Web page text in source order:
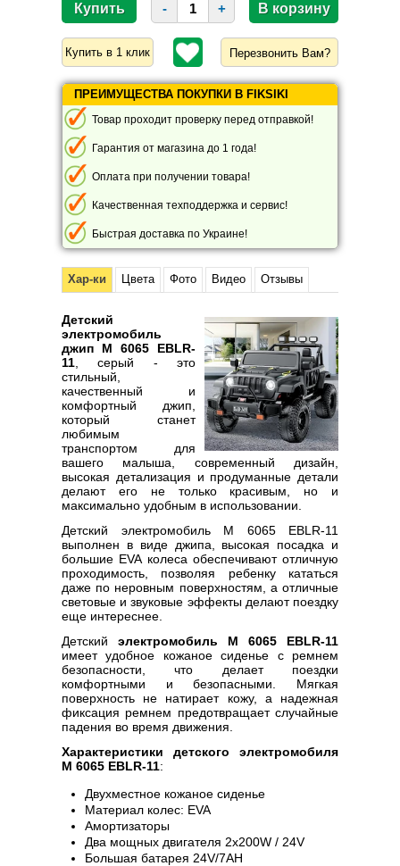
- +
Перезвонить Вам?
ПРЕИМУЩЕСТВА ПОКУПКИ В FIKSIKI
Товар проходит проверку перед отправкой!
Гарантия от магазина до 1 года!
Оплата при получении товара!
Качественная техподдержка и сервис!
Быстрая доставка по Украине!
Хар-ки Цвета Фото Видео Отзывы
Детский
электромобиль
джип M 6065 EBLR-
11 , серый - это
стильный,
качественный и
комфортный джип,
который станет
любимым
транспортом для
вашего малыша, современный дизайн,
высокая детализация и продуманные детали
делают его не только красивым, но и
максимально удобным в использовании.
Детский электромобиль M 6065 EBLR-11
выполнен в виде джипа, высокая посадка и
большие EVA колеса обеспечивают отличную
проходимость, позволяя ребенку кататься
даже по неровным поверхностям, а отличные
световые и звуковые эффекты делают поездку
еще интереснее.
Детский электромобиль M 6065 EBLR-11
имеет удобное кожаное сиденье с ремнем
безопасности, что делает поездки
комфортными и безопасными. Мягкая
поверхность не натирает кожу, а надежная
фиксация ремнем предотвращает случайные
падения во время движения.
Характеристики детского электромобиля
M 6065 EBLR-11:
Двухместное кожаное сиденье
Материал колес: EVA
Амортизаторы
Два мощных двигателя 2х200W / 24V
Большая батарея 24V/7AH